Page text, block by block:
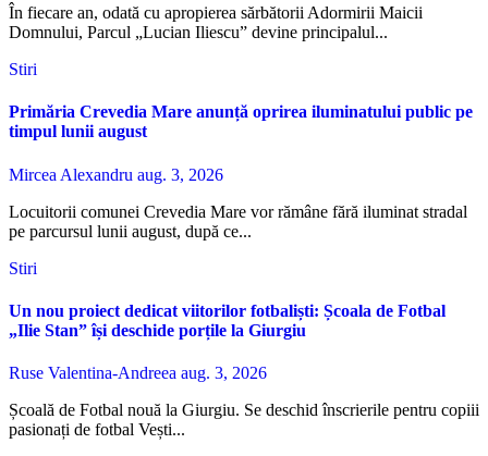
În fiecare an, odată cu apropierea sărbătorii Adormirii Maicii
Domnului, Parcul „Lucian Iliescu” devine principalul...
Stiri
Primăria Crevedia Mare anunță oprirea iluminatului public pe
timpul lunii august
Mircea Alexandru aug. 3, 2026
Locuitorii comunei Crevedia Mare vor rămâne fără iluminat stradal
pe parcursul lunii august, după ce...
Stiri
Un nou proiect dedicat viitorilor fotbaliști: Școala de Fotbal
„Ilie Stan” își deschide porțile la Giurgiu
Ruse Valentina-Andreea aug. 3, 2026
Școală de Fotbal nouă la Giurgiu. Se deschid înscrierile pentru copiii
pasionați de fotbal Vești...